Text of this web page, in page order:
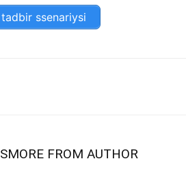
tadbir ssenariysi
MORE FROM AUTHOR